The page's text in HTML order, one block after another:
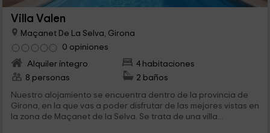
Villa Valen
Maçanet De La Selva, Girona
0 opiniones
Alquiler íntegro
4 habitaciones
8 personas
2 baños
Nuestro alojamiento se encuentra dentro de la provincia de
Girona, en la que vas a poder disfrutar de las mejores vistas en
la zona de Maçanet de la Selva. Se trata de una villa...